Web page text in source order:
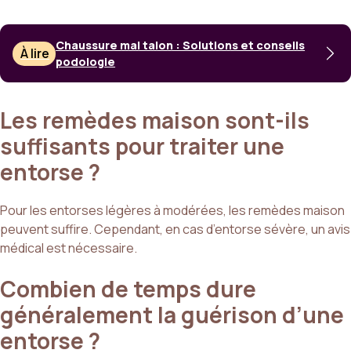
À lire Chaussure mal talon : Solutions et conseils
podologie
Les remèdes maison sont-ils
suffisants pour traiter une
entorse ?
Pour les entorses légères à modérées, les remèdes maison
peuvent suffire. Cependant, en cas d’entorse sévère, un avis
médical est nécessaire.
Combien de temps dure
généralement la guérison d’une
entorse ?